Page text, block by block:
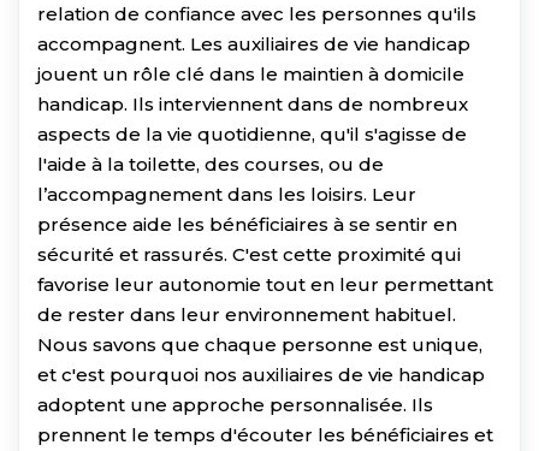
relation de confiance avec les personnes qu'ils
accompagnent. Les auxiliaires de vie handicap
jouent un rôle clé dans le maintien à domicile
handicap. Ils interviennent dans de nombreux
aspects de la vie quotidienne, qu'il s'agisse de
l'aide à la toilette, des courses, ou de
l’accompagnement dans les loisirs. Leur
présence aide les bénéficiaires à se sentir en
sécurité et rassurés. C'est cette proximité qui
favorise leur autonomie tout en leur permettant
de rester dans leur environnement habituel.
Nous savons que chaque personne est unique,
et c'est pourquoi nos auxiliaires de vie handicap
adoptent une approche personnalisée. Ils
prennent le temps d'écouter les bénéficiaires et